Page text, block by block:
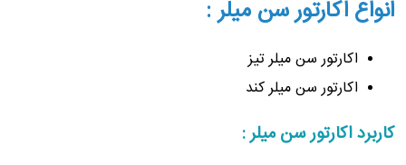
انواع اکارتور سن میلر :
اکارتور سن میلر تیز
اکارتور سن میلر کند
کاربرد اکارتور سن میلر :